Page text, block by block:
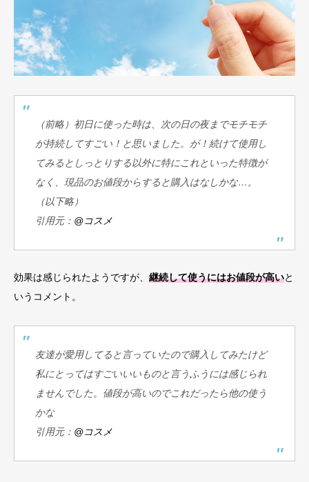
（前略）初日に使った時は、次の日の夜までモチモチ
が持続してすごい！と思いました。が！続けて使用し
てみるとしっとりする以外に特にこれといった特徴が
なく、現品のお値段からすると購入はなしかな…。
（以下略）
引用元： @コスメ
効果は感じられたようですが、 継続して使うにはお値段が高いと
いうコメント。
友達が愛用してると言っていたので購入してみたけど
私にとってはすごいいいものと言うふうには感じられ
ませんでした。値段が高いのでこれだったら他の使う
かな
引用元： @コスメ